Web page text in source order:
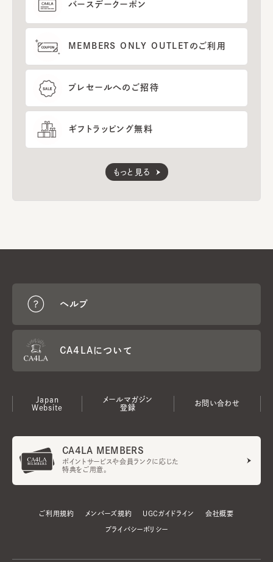
バースデークーポン
MEMBERS ONLY OUTLETのご利用
プレセールへのご招待
ギフトラッピング無料
もっと見る
ヘルプ
CA4LAについて
Japan
Website
メールマガジン
登録
お問い合わせ
CA4LA MEMBERS
ポイントサービスや会員ランクに応じた
特典をご用意。
ご利用規約 メンバーズ規約 UGCガイドライン 会社概要
プライバシーポリシー